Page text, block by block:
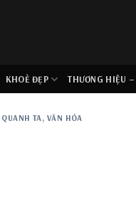
KHOẺ ĐẸP THƯƠNG HIỆU
TA, VĂN HÓA